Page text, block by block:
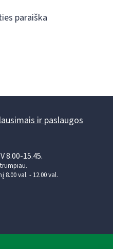
paraiška
ir paslaugos
8.00-15.45.
val. - 12.00 val.